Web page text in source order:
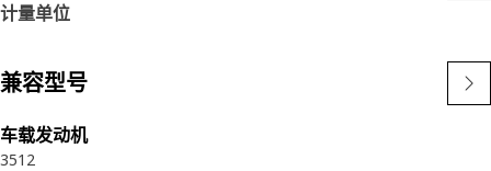
计量单位
兼容型号
车载发动机
3512